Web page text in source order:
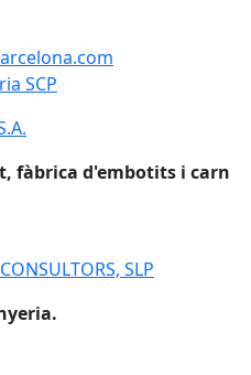
SCP
fàbrica d'embotits i carn
SLP
SLP